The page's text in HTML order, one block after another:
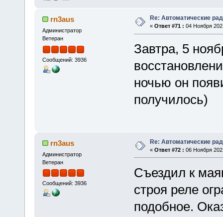
rn3aus
Администратор
Ветеран
Сообщений: 3936
Re: Автоматические
« Ответ #71 : 04 Ноября
Завтра, 5
ночью он
получилось)
rn3aus
Администратор
Ветеран
Сообщений: 3936
Re: Автоматические
« Ответ #72 : 06 Ноября
Съездил к
строя реле
подобное.